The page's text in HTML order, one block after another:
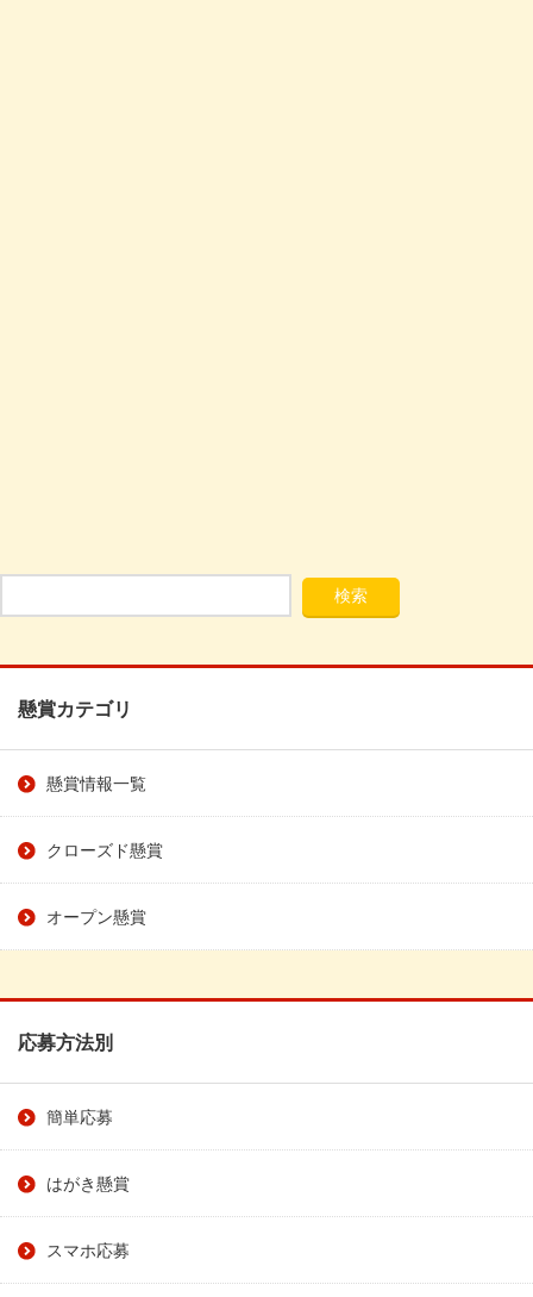
懸賞カテゴリ
懸賞情報一覧
クローズド懸賞
オープン懸賞
応募方法別
簡単応募
はがき懸賞
スマホ応募